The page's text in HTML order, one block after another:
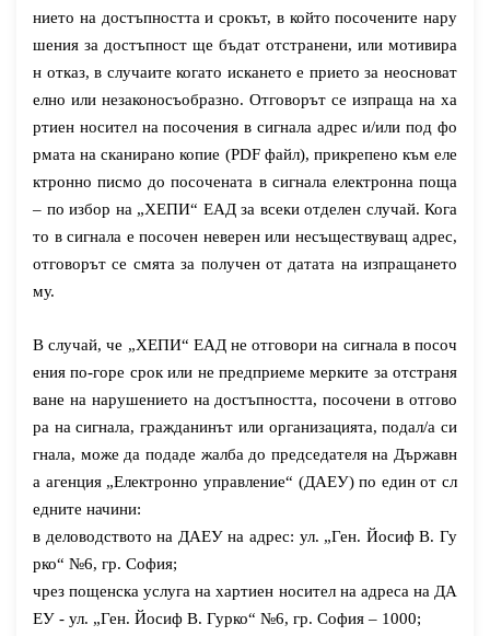
нието на достъпността и срокът, в който посочените нару
шения за достъпност ще бъдат отстранени, или мотивира
н отказ, в случаите когато искането е прието за неосноват
елно или незаконосъобразно. Отговорът се изпраща на ха
ртиен носител на посочения в сигнала адрес и/или под фо
рмата на сканирано копие (PDFфайл), прикрепено към еле
ктронно писмо до посочената в сигнала електронна поща
– по избор на „ХЕПИ“ ЕАД за всеки отделен случай. Кога
то в сигнала е посочен неверен или несъществуващ адрес,
отговорът се смята за получен от датата на изпращането
му.
В случай, че „ХЕПИ“ ЕАД не отговори на сигнала в посоч
ения по-горе срок или не предприеме мерките за отстраня
ване на нарушението на достъпността, посочени в отгово
ра на сигнала, гражданинът или организацията, подал/а си
гнала, може да подаде жалба до председателя на Държавн
а агенция „Електронно управление“ (ДАЕУ) по един от сл
едните начини:
в деловодството на ДАЕУ на адрес: ул. „Ген. Йосиф В. Гу
рко“ №6, гр. София;
чрез пощенска услуга на хартиен носител на адреса на ДА
ЕУ - ул. „Ген. Йосиф В. Гурко“ №6, гр. София – 1000;